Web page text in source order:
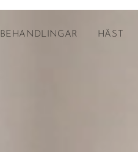
BEHANDLINGAR HÄST